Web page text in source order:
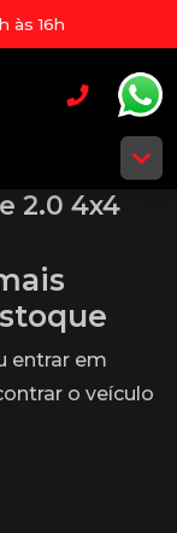
às 16h
2.0 4x4
entrar em
o veículo